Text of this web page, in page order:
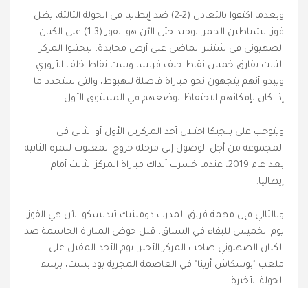
وبعدما اكتفوا بالتعادل (2-2) ضد إيطاليا في الجولة الثالثة، يظل
فوز الشياطين الحمر الوحيد حتى الآن هو الفوز (3-1) على الكيان
الصهيوني في شتنبر الماضي على أرض محايدة، ليحتلوا المركز
الثالث بفارق خمس نقاط خلف فرنسا وست نقاط خلف الأزوري،
ويبدو أنهم يتجهون نحو مباراة فاصلة للهبوط، والتي ستحدد ما
إذا كان بإمكانهم الاحتفاظ بوضعهم في المستوى الأول.
ويتوجب على بلجيكا احتلال أحد المركزين الأول أو الثاني في
المجموعة من أجل الوصول إلى مرحلة خروج المغلوب للمرة الثانية
بعد عام 2019، عندما خسرت آنذاك مباراة المركز الثالث أمام
إيطاليا.
وبالتالي فإن مهمة فريق المدرب دومينيك تيديسكو الآن هي الفوز
يوم الخميس للبقاء في السباق، قبل خوض المباراة الحاسمة ضد
الكيان الصهيوني صاحب المركز الأخير، يوم الأحد المقبل على
ملعب "بوشكاش أرينا" في العاصمة المجرية بودابست، برسم
الجولة الأخيرة.